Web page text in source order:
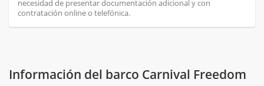
necesidad de presentar documentación adicional y con
contratación online o telefónica.
Información del barco Carnival Freedom